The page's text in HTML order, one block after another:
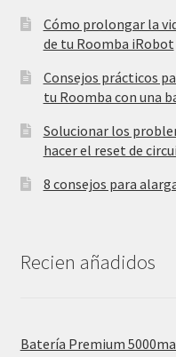
Cómo prolongar la
de tu Roomba iRobot
Consejos prácticos
tu Roomba con una
Solucionar los
hacer el reset de
8 consejos para
Recien añadidos
Batería Premium